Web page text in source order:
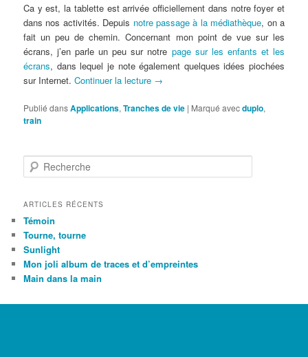
Ca y est, la tablette est arrivée officiellement dans notre foyer et
dans nos activités. Depuis notre passage à la médiathèque, on a
fait un peu de chemin. Concernant mon point de vue sur les
écrans, j’en parle un peu sur notre page sur les enfants et les
écrans, dans lequel je note également quelques idées piochées
sur Internet.Continuer la lecture →
Publié dansApplications,Tranches de vie | Marqué avecduplo,
train
e
h
r
c
h
e
ARTICLES RÉCENTS
Témoin
Tourne, tourne
Sunlight
Mon joli album de traces et d’empreintes
Main dans la main